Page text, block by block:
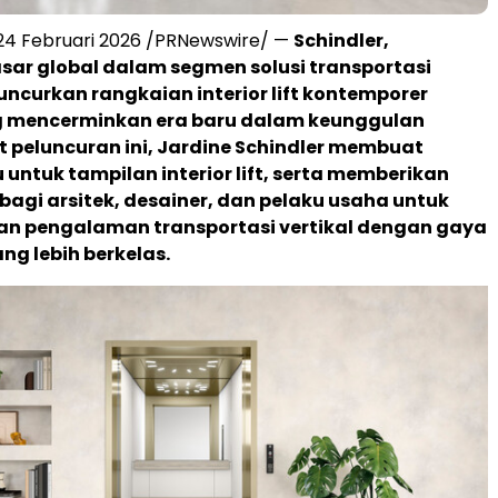
Februari 2026 /PRNewswire/ — Schindler,
global dalam segmen solusi transportasi
rangkaian interior lift kontemporer
era baru dalam keunggulan
peluncuran ini, Jardine Schindler membuat
untuk tampilan interior lift, serta memberikan
arsitek, desainer, dan pelaku usaha untuk
pengalaman transportasi vertikal dengan gaya
lebih berkelas.